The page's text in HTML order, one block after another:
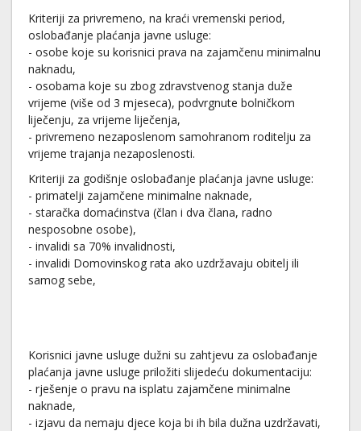
Kriteriji za privremeno, na kraći vremenski period,
oslobađanje plaćanja javne usluge:
- osobe koje su korisnici prava na zajamčenu minimalnu
naknadu,
- osobama koje su zbog zdravstvenog stanja duže
vrijeme (više od 3 mjeseca), podvrgnute bolničkom
liječenju, za vrijeme liječenja,
- privremeno nezaposlenom samohranom roditelju za
vrijeme trajanja nezaposlenosti.
Kriteriji za godišnje oslobađanje plaćanja javne usluge:
- primatelji zajamčene minimalne naknade,
- staračka domaćinstva (član i dva člana, radno
nesposobne osobe),
- invalidi sa 70% invalidnosti,
- invalidi Domovinskog rata ako uzdržavaju obitelj ili
samog sebe,
Korisnici javne usluge dužni su zahtjevu za oslobađanje
plaćanja javne usluge priložiti slijedeću dokumentaciju:
- rješenje o pravu na isplatu zajamčene minimalne
naknade,
- izjavu da nemaju djece koja bi ih bila dužna uzdržavati,